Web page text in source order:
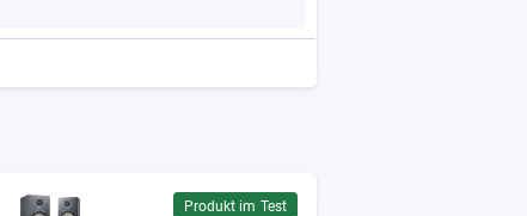
Produkt im Test